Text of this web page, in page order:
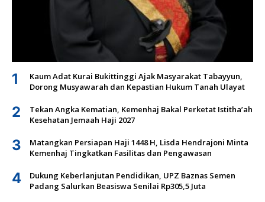
1
Kaum Adat Kurai Bukittinggi Ajak Masyarakat Tabayyun,
Dorong Musyawarah dan Kepastian Hukum Tanah Ulayat
2
Tekan Angka Kematian, Kemenhaj Bakal Perketat Istitha’ah
Kesehatan Jemaah Haji 2027
3
Matangkan Persiapan Haji 1448 H, Lisda Hendrajoni Minta
Kemenhaj Tingkatkan Fasilitas dan Pengawasan
4
Dukung Keberlanjutan Pendidikan, UPZ Baznas Semen
Padang Salurkan Beasiswa Senilai Rp305,5 Juta